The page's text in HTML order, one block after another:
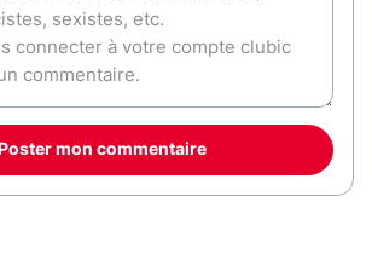
Poster mon commentaire